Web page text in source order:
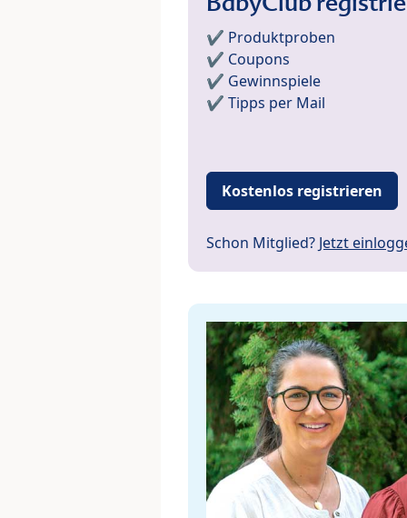
✔️ Produktproben
✔️ Coupons
✔️ Gewinnspiele
✔️ Tipps per Mail
Kostenlos registrieren
Schon Mitglied? Jetzt